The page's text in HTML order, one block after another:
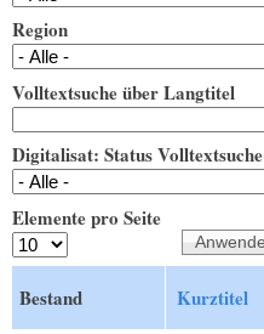
Region
Volltextsuche über Langtitel
Digitalisat: Status Volltextsuche
Elemente pro Seite
Bestand Kurztitel